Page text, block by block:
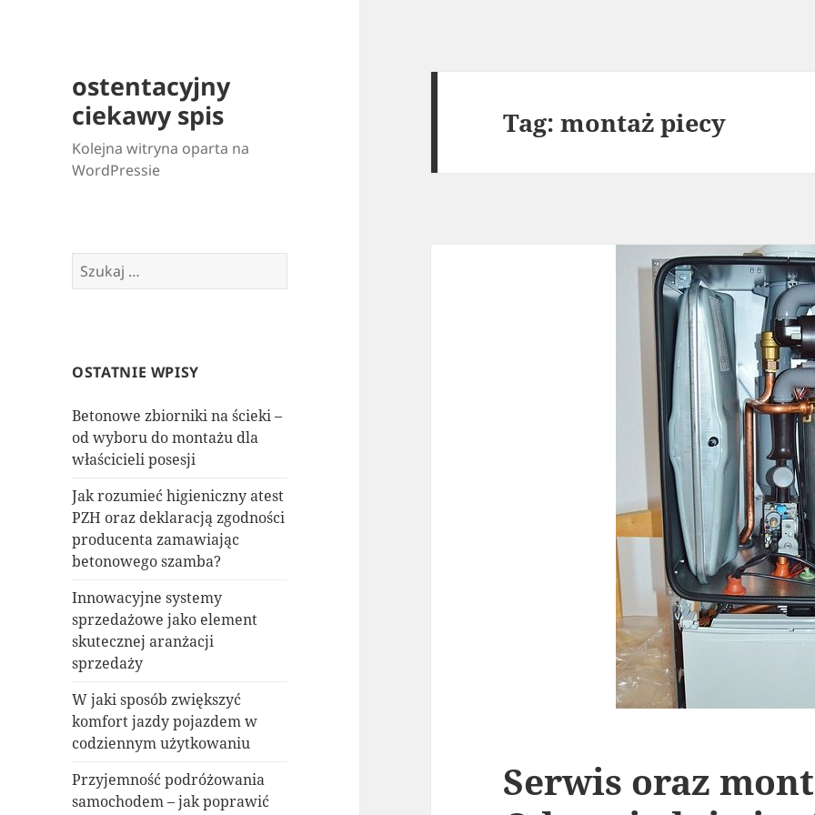
ostentacyjny
ciekawy spis
Kolejna witryna oparta na
WordPressie
Szukaj:
OSTATNIE WPISY
Betonowe zbiorniki na ścieki –
od wyboru do montażu dla
właścicieli posesji
Jak rozumieć higieniczny atest
PZH oraz deklaracją zgodności
producenta zamawiając
betonowego szamba?
Innowacyjne systemy
sprzedażowe jako element
skutecznej aranżacji
sprzedaży
W jaki sposób zwiększyć
komfort jazdy pojazdem w
codziennym użytkowaniu
Przyjemność podróżowania
samochodem – jak poprawić
Tag:montaż piecy
Serwis oraz